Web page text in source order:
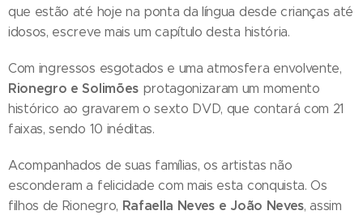
que estão até hoje na ponta da língua desde crianças até
idosos, escreve mais um capítulo desta história.
Com ingressos esgotados e uma atmosfera envolvente,
Rionegro e Solimões protagonizaram um momento
histórico ao gravarem o sexto DVD, que contará com 21
faixas, sendo 10 inéditas.
Acompanhados de suas famílias, os artistas não
esconderam a felicidade com mais esta conquista. Os
filhos de Rionegro, Rafaella Neves e João Neves, assim